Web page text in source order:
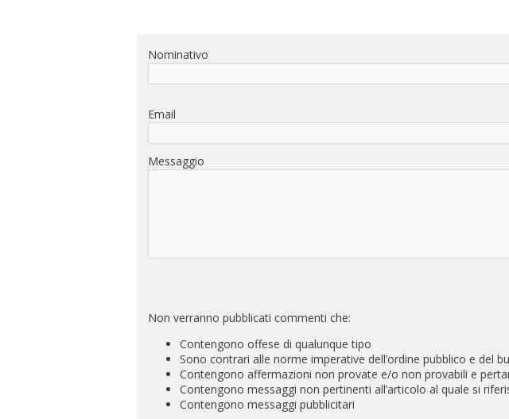
Nominativo
Email
Messaggio
Non verranno pubblicati commenti che:
Contengono offese di qualunque tipo
Sono contrari alle norme imperative dell’ordine pubblico e del
Contengono affermazioni non provate e/o non provabili e
Contengono messaggi non pertinenti all’articolo al quale si
Contengono messaggi pubblicitari